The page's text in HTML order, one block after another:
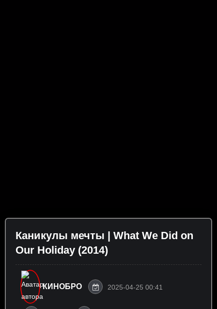
Каникулы мечты | What We Did on
Our Holiday (2014)
КИНОБРО 2025-04-25 00:41